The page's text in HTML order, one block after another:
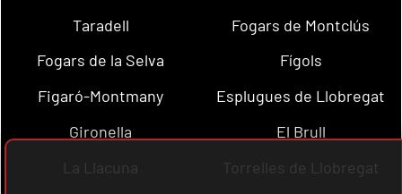
Taradell
Fogars de Montclús
Fogars de la Selva
Fígols
Figaró-Montmany
Esplugues de Llobregat
Gironella
El Brull
La Llacuna
Torrelles de Llobregat